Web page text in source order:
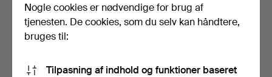
ULDDUG med BRODERI,
første halvdel af 1900…
6 dage
33 USD
Nogle cookies er nødvendige for brug af
tjenesten. De cookies, som du selv kan håndtere,
bruges til:
Tilpasning af indhold og funktioner baseret